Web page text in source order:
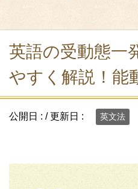
英語の受動態一
やすく解説！能
公開日 : / 更新日 : 英文法